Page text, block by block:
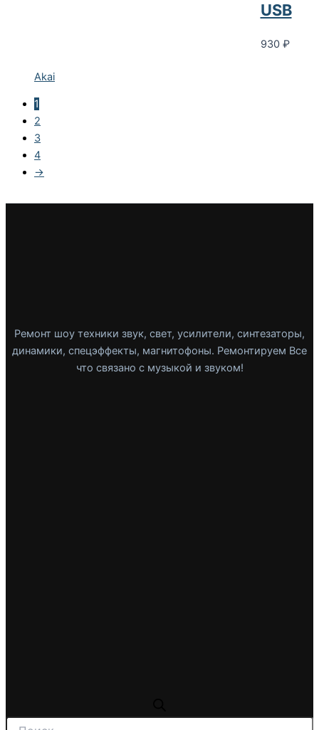
Akai
USB
930 ₽
1
2
3
4
→
Ремонт шоу техники звук, свет, усилители, синтезаторы,
динамики, спецэффекты, магнитофоны. Ремонтируем Все
что связано с музыкой и звуком!
Поиск